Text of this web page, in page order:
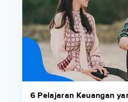
6 Pelajaran Keuangan